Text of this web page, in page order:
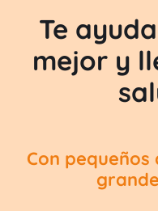
Te
mejor y
Con